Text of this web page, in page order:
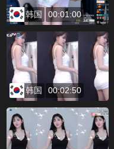
韩国 00:01:00
韩国 00:02:50